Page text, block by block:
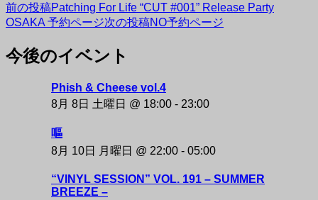
投
稿
ナ
前の投稿Patching For Life “CUT #001” Release Party
OSAKA 予約ページ次の投稿NO予約ページ
NAKAZAKI DEPOT
今後のイベント
Phish & Cheese vol.4
8月 8日 土曜日 @ 18:00 - 23:00
嘔
8月 10日 月曜日 @ 22:00 - 05:00
“VINYL SESSION” VOL. 191 – SUMMER
BREEZE –